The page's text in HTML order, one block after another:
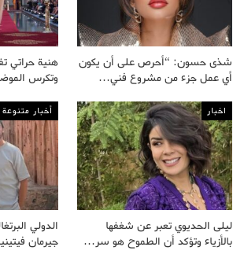
شذى حسون: “أحرص على أن يكون
أي عمل جزء من مشروع فني…
هنية حراتي
وتكرس
اخبار
ليلى الحديوي تعبر عن شغفها
بالأزياء وتؤكد أن الطموح هو سر…
أخبار متنوعة
الدولي
جيرمان